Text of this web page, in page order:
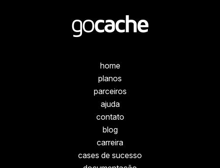
home
planos
parceiros
ajuda
contato
blog
carreira
cases de sucesso